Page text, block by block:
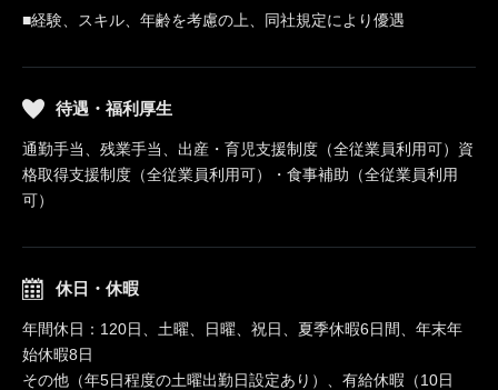
■経験、スキル、年齢を考慮の上、同社規定により優遇
待遇・福利厚生
通勤手当、残業手当、出産・育児支援制度（全従業員利用可）資
格取得支援制度（全従業員利用可）・食事補助（全従業員利用
可）
休日・休暇
年間休日：120日、土曜、日曜、祝日、夏季休暇6日間、年末年
始休暇8日
その他（年5日程度の土曜出勤日設定あり）、有給休暇（10日